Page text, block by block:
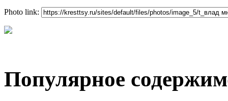
Photo link:
Популярное